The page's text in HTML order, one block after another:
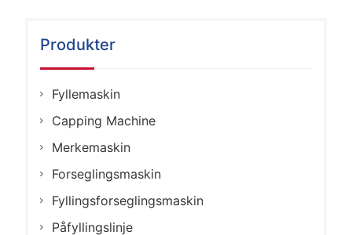
Produkter
Fyllemaskin
Capping Machine
Merkemaskin
Forseglingsmaskin
Fyllingsforseglingsmaskin
Påfyllingslinje